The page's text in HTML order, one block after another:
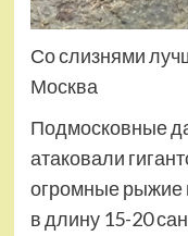
Со слизнями
Москва
Подмосковные
атаковали
огромные
в длину 15-20